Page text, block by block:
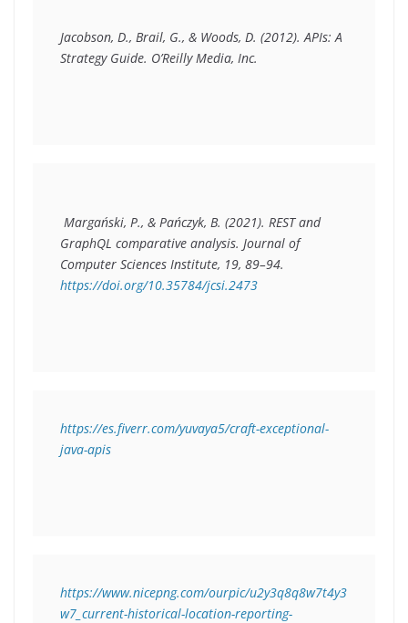
Jacobson, D., Brail, G., & Woods, D. (2012). APIs: A
Strategy Guide. O’Reilly Media, Inc.
GraphQL comparative analysis. Journal of
https://doi.org/10.35784/jcsi.2473
https://es.fiverr.com/yuvaya5/craft-exceptional-
java-apis
https://www.nicepng.com/ourpic/u2y3q8q8w7t4y3
w7_current-historical-location-reporting-